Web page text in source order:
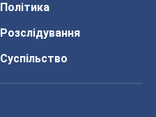
Політика
Розслідування
Суспільство